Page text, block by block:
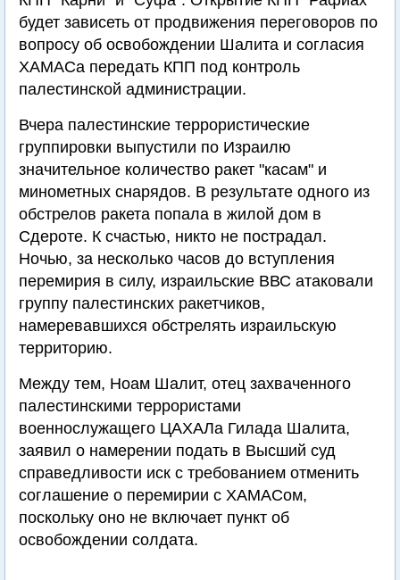
будет зависеть от продвижения переговоров по
вопросу об освобождении Шалита и согласия
ХАМАСа передать КПП под контроль
палестинской администрации.
Вчера палестинские террористические
группировки выпустили по Израилю
значительное количество ракет "касам" и
минометных снарядов. В результате одного из
обстрелов ракета попала в жилой дом в
Сдероте. К счастью, никто не пострадал.
Ночью, за несколько часов до вступления
перемирия в силу, израильские ВВС атаковали
группу палестинских ракетчиков,
намеревавшихся обстрелять израильскую
территорию.
Между тем, Ноам Шалит, отец захваченного
палестинскими террористами
военнослужащего ЦАХАЛа Гилада Шалита,
заявил о намерении подать в Высший суд
справедливости иск с требованием отменить
соглашение о перемирии с ХАМАСом,
поскольку оно не включает пункт об
освобождении солдата.